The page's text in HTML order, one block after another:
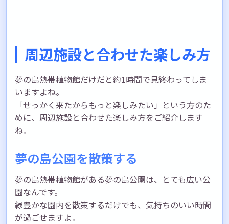
周辺施設と合わせた楽しみ方
夢の島熱帯植物館だけだと約1時間で見終わってしま
いますよね。
「せっかく来たからもっと楽しみたい」という方のた
めに、周辺施設と合わせた楽しみ方をご紹介します
ね。
夢の島公園を散策する
夢の島熱帯植物館がある夢の島公園は、とても広い公
園なんです。
緑豊かな園内を散策するだけでも、気持ちのいい時間
が過ごせますよ。